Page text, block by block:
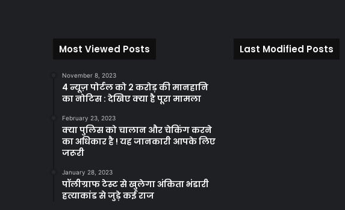
Most Viewed Posts
November 8, 2023
4 न्यूज़ पोर्टल को 2 करोड़ की मानहानि
का नोटिस : देखिए क्या है पूरा मामला
February 23, 2023
क्या पुलिस को चालान और चेकिंग करने
का अधिकार है ! यह जानकारी आपके लिए
जरूरी
January 28, 2023
पॉलीग्राफ टेस्ट से खुलेगा अंकिता भंडारी
हत्याकांड से जुड़े कई राज
Last Modified Posts